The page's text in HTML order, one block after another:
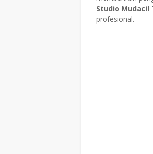
Studio Mudacil
profesional.